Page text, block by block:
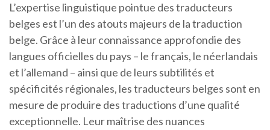
L’expertise linguistique pointue des traducteurs
belges est l’un des atouts majeurs de la traduction
belge. Grâce à leur connaissance approfondie des
langues officielles du pays – le français, le néerlandais
et l’allemand – ainsi que de leurs subtilités et
spécificités régionales, les traducteurs belges sont en
mesure de produire des traductions d’une qualité
exceptionnelle. Leur maîtrise des nuances